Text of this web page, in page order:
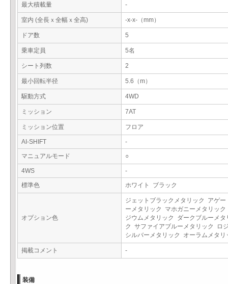
最大積載量 -
室内 (全長ｘ全幅ｘ全高) -x-x-（mm）
ドア数 5
乗車定員 5名
シート列数 2
最小回転半径 5.6（m）
駆動方式 4WD
ミッション 7AT
ミッション位置 フロア
AI-SHIFT
-
マニュアルモード
○
4WS
-
標準色
ホワイト ブラック
オプション色
ジェットブラックメタリック アゲー
ーメタリック マホガニーメタリッ
ジウムメタリック ダークブルーメタ
ク サファイアブルーメタリック ロ
シルバーメタリック オーラムメタ
掲載コメント -
装備